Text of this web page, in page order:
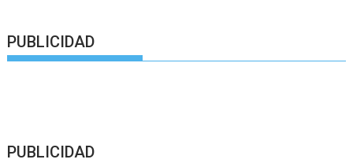
PUBLICIDAD
PUBLICIDAD